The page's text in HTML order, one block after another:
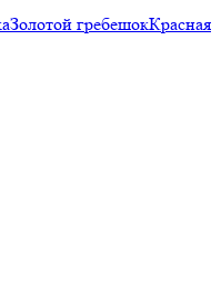
Золотой гребешокКрасная